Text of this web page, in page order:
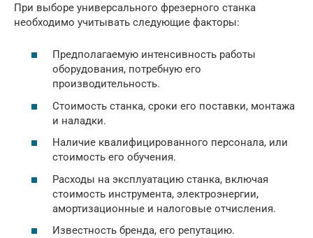
При выборе универсального фрезерного станка
необходимо учитывать следующие факторы:
Предполагаемую интенсивность работы
оборудования, потребную его
производительность.
Стоимость станка, сроки его поставки, монтажа
и наладки.
Наличие квалифицированного персонала, или
стоимость его обучения.
Расходы на эксплуатацию станка, включая
стоимость инструмента, электроэнергии,
амортизационные и налоговые отчисления.
Известность бренда, его репутацию.